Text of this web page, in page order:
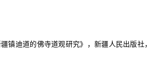
疆镇迪道的佛寺道观研究》，新疆人民出版社，